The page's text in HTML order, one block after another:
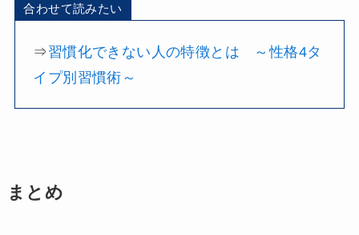
合わせて読みたい
⇒習慣化できない人の特徴とは ～性格4タ
イプ別習慣術～
まとめ